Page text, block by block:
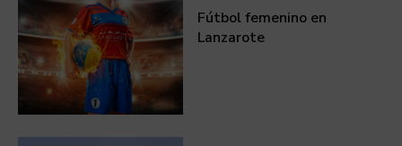
Fútbol femenino en
Lanzarote